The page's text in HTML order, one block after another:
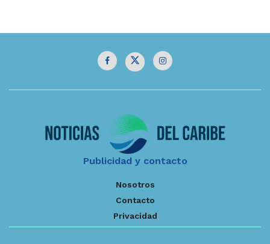
Publicidad y contacto
Nosotros
Contacto
Privacidad